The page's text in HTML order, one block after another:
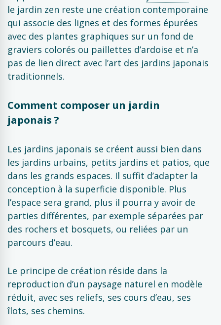
le jardin zen reste une création contemporaine
qui associe des lignes et des formes épurées
avec des plantes graphiques sur un fond de
graviers colorés ou paillettes d’ardoise et n’a
pas de lien direct avec l’art des jardins japonais
traditionnels.
Comment composer un jardin
japonais ?
Les jardins japonais se créent aussi bien dans
les jardins urbains, petits jardins et patios, que
dans les grands espaces. Il suffit d’adapter la
conception à la superficie disponible. Plus
l’espace sera grand, plus il pourra y avoir de
parties différentes, par exemple séparées par
des rochers et bosquets, ou reliées par un
parcours d’eau.
Le principe de création réside dans la
reproduction d’un paysage naturel en modèle
réduit, avec ses reliefs, ses cours d’eau, ses
îlots, ses chemins.